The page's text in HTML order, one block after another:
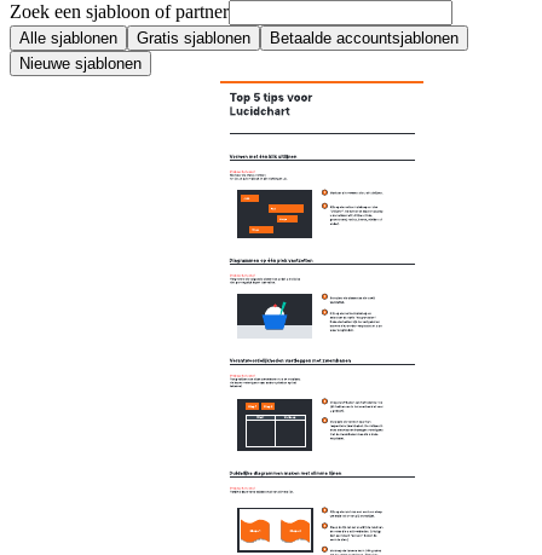
Zoek een sjabloon of partner
Alle sjablonen Gratis sjablonen
Betaalde accountsjablonen
Nieuwe sjablonen